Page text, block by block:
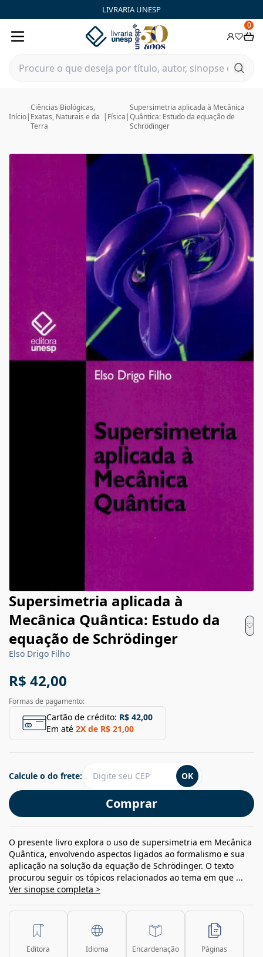
LIVRARIA UNESP
0
Início|
Ciências Biológicas,
Exatas, Naturais e da
Terra
| Física |
Supersimetria aplicada à Mecânica
Quântica: Estudo da equação de
Schrödinger
Supersimetria aplicada à
Mecânica Quântica: Estudo da
equação de Schrödinger
Elso Drigo Filho
R$ 42,00
Formas de pagamento:
Cartão de crédito: R$ 42,00
Em até 2X de R$ 21,00
Comprar
Calcule o do frete: OK
O presente livro explora o uso de supersimetria em Mecânica
Quântica, envolvendo aspectos ligados ao formalismo e sua
aplicação na solução da equação de Schrödinger. O texto
procurou seguir os tópicos relacionados ao tema em que ...
Ver sinopse completa >
Editora Idioma Encardenação Páginas